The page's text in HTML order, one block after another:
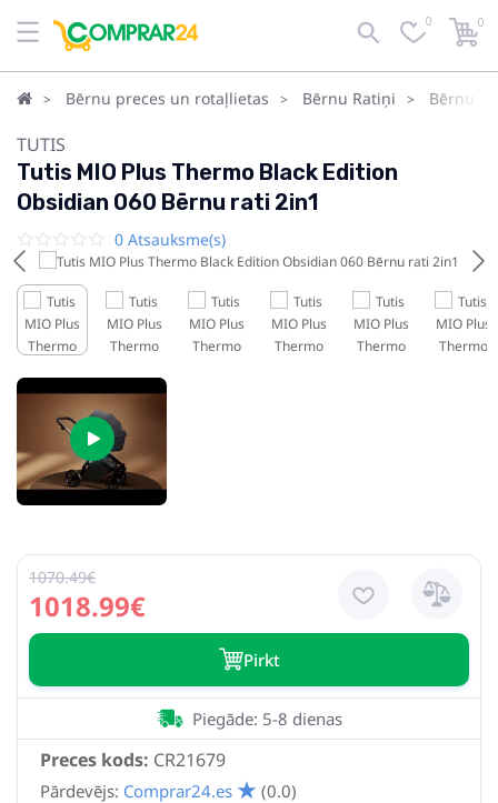
0 0
Bērnu preces un rotaļlietas Bērnu Ratiņi Bērnu
TUTIS
Tutis MIO Plus Thermo Black Edition
Obsidian 060 Bērnu rati 2in1
0 Atsauksme(s)
1018.99€
1070.49€
Pirkt
Preces kods: CR21679
Piegāde: 5-8 dienas
Pārdevējs: Comprar24.es (0.0)